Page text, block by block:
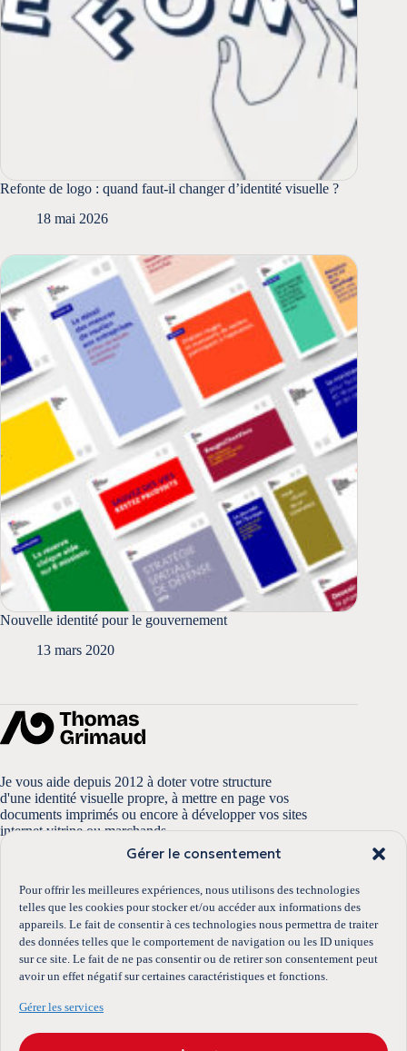
Gérer le consentement
Pour offrir les meilleures expériences, nous utilisons des technologies
telles que les cookies pour stocker et/ou accéder aux informations des
appareils. Le fait de consentir à ces technologies nous permettra de traiter
des données telles que le comportement de navigation ou les ID uniques
sur ce site. Le fait de ne pas consentir ou de retirer son consentement peut
avoir un effet négatif sur certaines caractéristiques et fonctions.
Gérer les services
Refonte de logo : quand faut-il changer d’identité visuelle ?
18 mai 2026
Nouvelle identité pour le gouvernement
13 mars 2020
Je vous aide depuis 2012 à doter votre structure
d'une identité visuelle propre, à mettre en page vos
documents imprimés ou encore à développer vos sites
internet vitrine ou marchands.
Accès rapides
Portfolio
Boutique
Conditions générales de vente
Politique de cookies